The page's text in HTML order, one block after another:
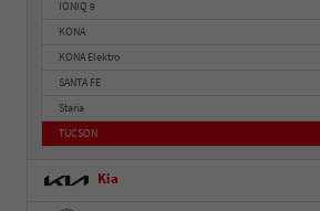
IONIQ 9
KONA
KONA Elektro
SANTA FE
Staria
TUCSON
Kia